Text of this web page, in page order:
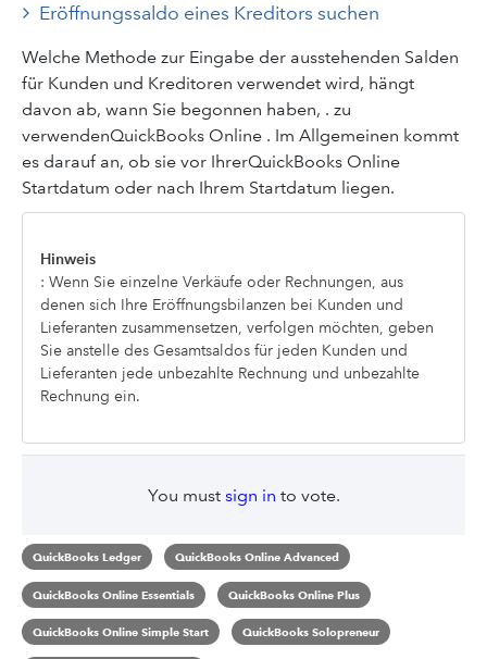
Eröffnungssaldo eines Kreditors suchen
Welche Methode zur Eingabe der ausstehenden Salden
für Kunden und Kreditoren verwendet wird, hängt
davon ab, wann Sie begonnen haben, . zu
verwendenQuickBooks Online . Im Allgemeinen kommt
es darauf an, ob sie vor IhrerQuickBooks Online
Startdatum oder nach Ihrem Startdatum liegen.
Hinweis
: Wenn Sie einzelne Verkäufe oder Rechnungen, aus
denen sich Ihre Eröffnungsbilanzen bei Kunden und
Lieferanten zusammensetzen, verfolgen möchten, geben
Sie anstelle des Gesamtsaldos für jeden Kunden und
Lieferanten jede unbezahlte Rechnung und unbezahlte
Rechnung ein.
You must sign in to vote.
QuickBooks Ledger QuickBooks Online Advanced
QuickBooks Online Essentials QuickBooks Online Plus
QuickBooks Online Simple Start QuickBooks Solopreneur